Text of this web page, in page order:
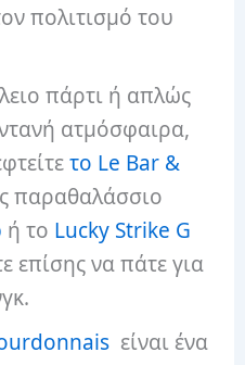
πολιτισμό του
πάρτι ή απλώς
ατμόσφαιρα,
το Le Bar &
παραθαλάσσιο
ή το Lucky Strike G
επίσης να πάτε για
είναι ένα